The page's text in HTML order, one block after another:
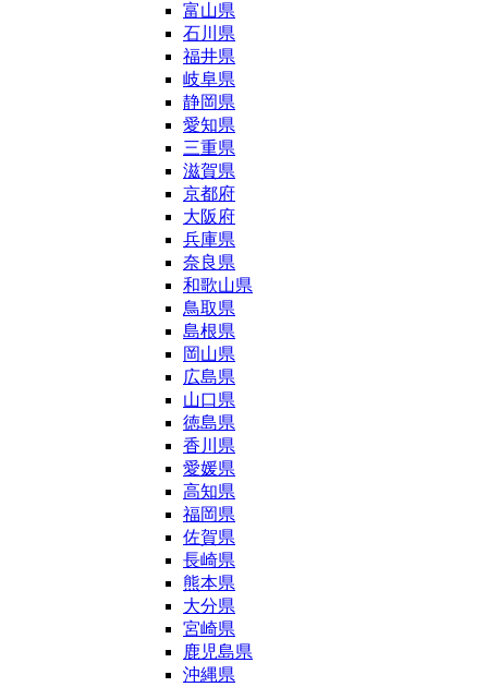
富山県
石川県
福井県
岐阜県
静岡県
愛知県
三重県
滋賀県
京都府
大阪府
兵庫県
奈良県
和歌山県
鳥取県
島根県
岡山県
広島県
山口県
徳島県
香川県
愛媛県
高知県
福岡県
佐賀県
長崎県
熊本県
大分県
宮崎県
鹿児島県
沖縄県